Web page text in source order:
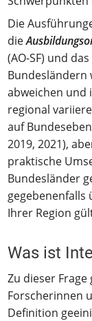
Die
die
(AO-SF) und
Bundesländern
abweichen und
regional
auf
2019, 2021),
praktische
Bundesländer
gegebenenfalls
Ihrer Region
Was ist
Zu dieser
Forscherinnen
Definition